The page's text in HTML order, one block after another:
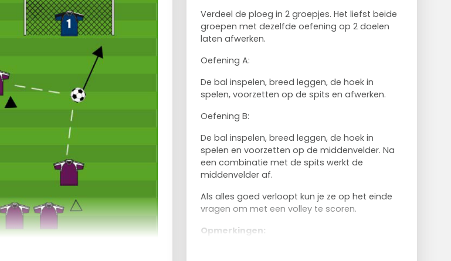
hoever de vrije trap van jouw goal is.
volgende stelregel hanteren:
16 t/m 18 meter: 6 verdedigers
vrije trap is niet zo gevaarlijk. Over de
kan bijna niet want daarvoor is de
te kort, dus grote kans dat men
muur in de lange hoek wil
Concentreer je dus op de lange
19 t/m 22 meter: 5 verdedigers (dit
vrije trap omdat deze
in de korte hoek als in de lange hoek
22 t/m 28 meter: 3 verdedigers
vrije trap loopt de buitenste
probeert de bal te blokken. Dit is
Verdeel de ploeg in 2 groepjes. Het liefst beide
groepen met dezelfde oefening op 2 doelen
laten afwerken.
Oefening A:
De bal inspelen, breed leggen, de hoek in
spelen, voorzetten op de spits en afwerken.
Oefening B:
De bal inspelen, breed leggen, de hoek in
spelen en voorzetten op de middenvelder. Na
een combinatie met de spits werkt de
middenvelder af.
Als alles goed verloopt kun je ze op het einde
vragen om met een volley te scoren.
Opmerkingen: